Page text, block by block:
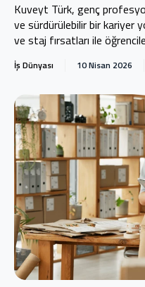
Kuveyt Türk, genç
ve sürdürülebilir bir kariyer
ve staj fırsatları ile
İş Dünyası 10 Nisan 2026